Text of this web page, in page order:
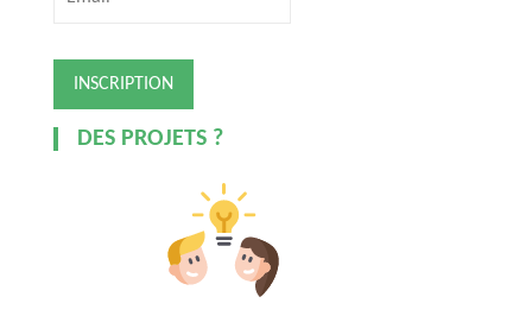
DES PROJETS ?